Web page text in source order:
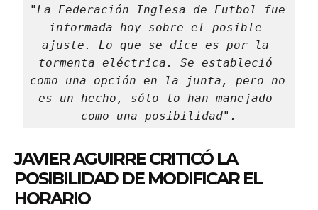
"La Federación Inglesa de Futbol fue
informada hoy sobre el posible
ajuste. Lo que se dice es por la
tormenta eléctrica. Se estableció
como una opción en la junta, pero no
es un hecho, sólo lo han manejado
como una posibilidad".
JAVIER AGUIRRE CRITICÓ LA
POSIBILIDAD DE MODIFICAR EL
HORARIO